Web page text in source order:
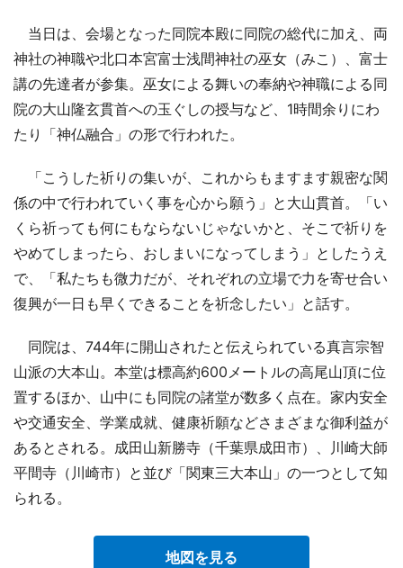
当日は、会場となった同院本殿に同院の総代に加え、両
神社の神職や北口本宮富士浅間神社の巫女（みこ）、富士
講の先達者が参集。巫女による舞いの奉納や神職による同
院の大山隆玄貫首への玉ぐしの授与など、1時間余りにわ
たり「神仏融合」の形で行われた。
「こうした祈りの集いが、これからもますます親密な関
係の中で行われていく事を心から願う」と大山貫首。「い
くら祈っても何にもならないじゃないかと、そこで祈りを
やめてしまったら、おしまいになってしまう」としたうえ
で、「私たちも微力だが、それぞれの立場で力を寄せ合い
復興が一日も早くできることを祈念したい」と話す。
同院は、744年に開山されたと伝えられている真言宗智
山派の大本山。本堂は標高約600メートルの高尾山頂に位
置するほか、山中にも同院の諸堂が数多く点在。家内安全
や交通安全、学業成就、健康祈願などさまざまな御利益が
あるとされる。成田山新勝寺（千葉県成田市）、川崎大師
平間寺（川崎市）と並び「関東三大本山」の一つとして知
られる。
地図を見る